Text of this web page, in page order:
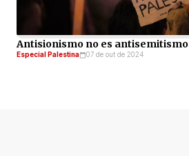
Antisionismo no es antisemitismo
Especial Palestina 07 de out de 2024